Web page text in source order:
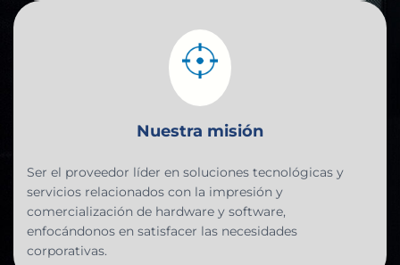
Nuestra misión
Ser el proveedor líder en soluciones tecnológicas y
servicios relacionados con la impresión y
comercialización de hardware y software,
enfocándonos en satisfacer las necesidades
corporativas.